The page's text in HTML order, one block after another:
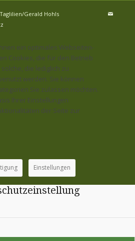
Gerald Hohls
ein optimales Webseiten-
Cookies, die für den Betrieb
die lediglich zu
werden. Sie können
Sie zulassen möchten.
Ihrer Einstellungen
der Seite zur
Einstellungen